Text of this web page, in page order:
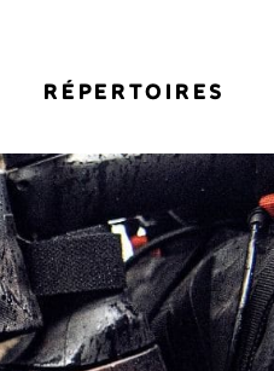
RÉPERTOIRES